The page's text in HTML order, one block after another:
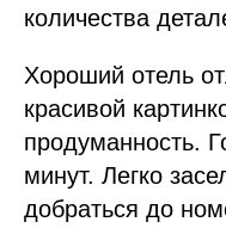
количества
Хороший отель
красивой
продуманность.
минут. Легко
добраться до